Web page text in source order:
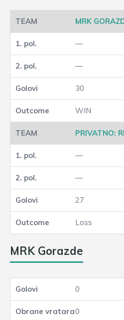
MRK
—
—
30
WIN
PRIVATNO:
—
—
27
Loss
MRK Gorazde
0
0